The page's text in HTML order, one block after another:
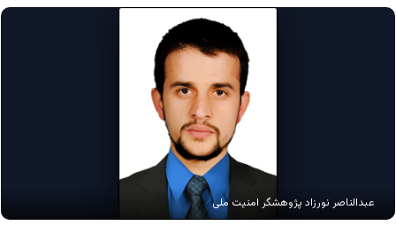
عبدالناصر نورزاد پژوهشگر امنیت ملی